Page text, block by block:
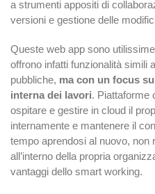
a strumenti appositi di
versioni e gestione delle
Queste web app sono
offrono infatti funzionalità simili
pubbliche, ma con un focus
interna dei lavori. Piattaforme
ospitare e gestire in cloud il
internamente e mantenere il
tempo aprendosi al nuovo, non
all’interno della propria
vantaggi dello smart working.